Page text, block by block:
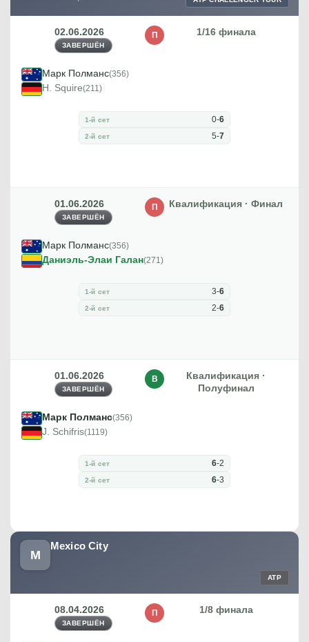
02.06.2026
ЗАВЕРШЁН
1/16 финала
П
Марк Полманс(356)
H. Squire(211)
1-й сет 0-6
2-й сет 5-7
01.06.2026
ЗАВЕРШЁН
Квалификация · Финал
П
Марк Полманс(356)
Даниэль-Элаи Галан(271)
1-й сет 3-6
2-й сет 2-6
01.06.2026
ЗАВЕРШЁН
Квалификация ·
Полуфинал
В
Марк Полманс(356)
J. Schifris(1119)
1-й сет 6-2
2-й сет 6-3
M
Mexico City
ATP
08.04.2026
ЗАВЕРШЁН
1/8 финала
П